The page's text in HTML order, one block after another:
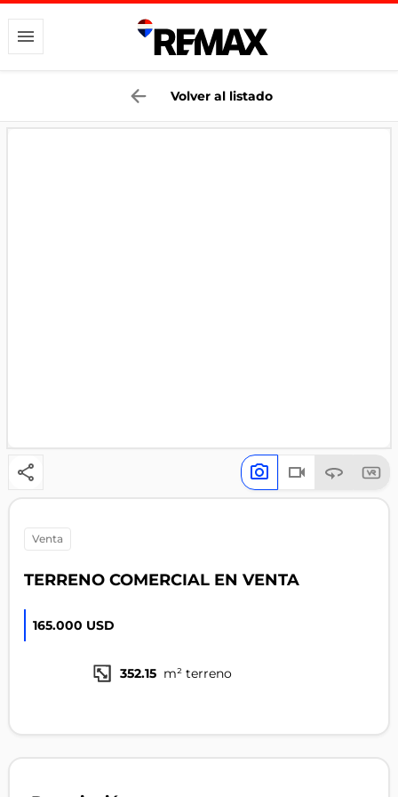
Volver al listado
venta
TERRENO COMERCIAL EN VENTA
165.000 USD
352.15 m² terreno